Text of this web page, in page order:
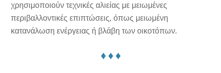
χρησιμοποιούν τεχνικές αλιείας με μειωμένες
περιβαλλοντικές επιπτώσεις, όπως μειωμένη
κατανάλωση ενέργειας ή βλάβη των οικοτόπων.
♦ ♦ ♦